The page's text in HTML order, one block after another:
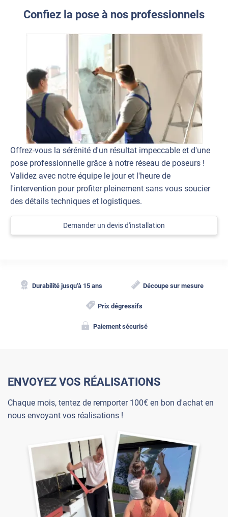
Confiez la pose à nos professionnels
Offrez-vous la sérénité d'un résultat impeccable et d'une
pose professionnelle grâce à notre réseau de poseurs !
Validez avec notre équipe le jour et l'heure de
l'intervention pour profiter pleinement sans vous soucier
des détails techniques et logistiques.
Demander un devis d'installation
Durabilité jusqu'à 15 ans Découpe sur mesure
Prix dégressifs
Paiement sécurisé
ENVOYEZ VOS RÉALISATIONS
Chaque mois, tentez de remporter 100€ en bon d'achat en
nous envoyant vos réalisations !